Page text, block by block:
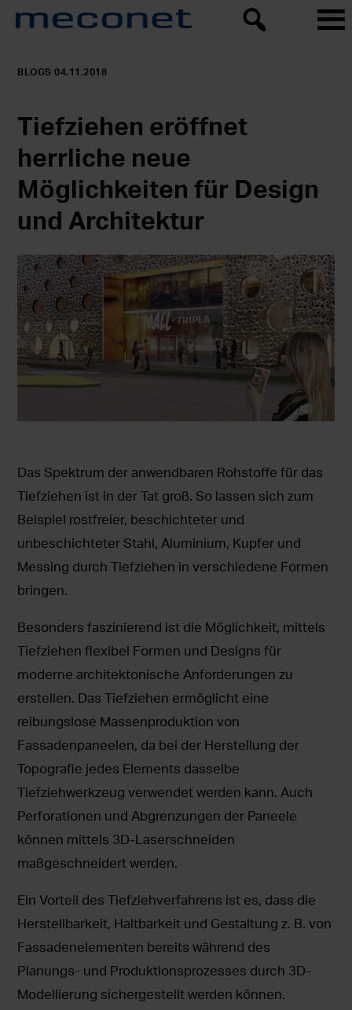
BLOGS 04.11.2018
Tiefziehen eröffnet
herrliche neue
Möglichkeiten für Design
und Architektur
Das Spektrum der anwendbaren Rohstoffe für das
Tiefziehen ist in der Tat groß. So lassen sich zum
Beispiel rostfreier, beschichteter und
unbeschichteter Stahl, Aluminium, Kupfer und
Messing durch Tiefziehen in verschiedene Formen
bringen.
Besonders faszinierend ist die Möglichkeit, mittels
Tiefziehen flexibel Formen und Designs für
moderne architektonische Anforderungen zu
erstellen. Das Tiefziehen ermöglicht eine
reibungslose Massenproduktion von
Fassadenpaneelen, da bei der Herstellung der
Topografie jedes Elements dasselbe
Tiefziehwerkzeug verwendet werden kann. Auch
Perforationen und Abgrenzungen der Paneele
können mittels 3D-Laserschneiden
maßgeschneidert werden.
Ein Vorteil des Tiefziehverfahrens ist es, dass die
Herstellbarkeit, Haltbarkeit und Gestaltung z. B. von
Fassadenelementen bereits während des
Planungs- und Produktionsprozesses durch 3D-
Modellierung sichergestellt werden können.